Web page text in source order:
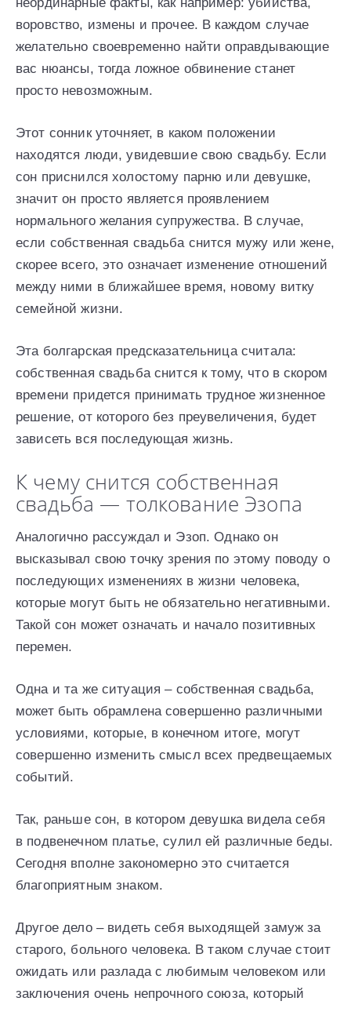
воровство, измены и прочее. В каждом случае
желательно своевременно найти оправдывающие
вас нюансы, тогда ложное обвинение станет
просто невозможным.
Этот сонник уточняет, в каком положении
находятся люди, увидевшие свою свадьбу. Если
сон приснился холостому парню или девушке,
значит он просто является проявлением
нормального желания супружества. В случае,
если собственная свадьба снится мужу или жене,
скорее всего, это означает изменение отношений
между ними в ближайшее время, новому витку
семейной жизни.
Эта болгарская предсказательница считала:
собственная свадьба снится к тому, что в скором
времени придется принимать трудное жизненное
решение, от которого без преувеличения, будет
зависеть вся последующая жизнь.
К чему снится собственная
свадьба — толкование Эзопа
Аналогично рассуждал и Эзоп. Однако он
высказывал свою точку зрения по этому поводу о
последующих изменениях в жизни человека,
которые могут быть не обязательно негативными.
Такой сон может означать и начало позитивных
перемен.
Одна и та же ситуация – собственная свадьба,
может быть обрамлена совершенно различными
условиями, которые, в конечном итоге, могут
совершенно изменить смысл всех предвещаемых
событий.
Так, раньше сон, в котором девушка видела себя
в подвенечном платье, сулил ей различные беды.
Сегодня вполне закономерно это считается
благоприятным знаком.
Другое дело – видеть себя выходящей замуж за
старого, больного человека. В таком случае стоит
ожидать или разлада с любимым человеком или
заключения очень непрочного союза, который